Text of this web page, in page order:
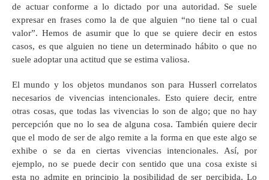
de actuar conforme a lo dictado por una autoridad. Se suele
expresar en frases como la de que alguien “no tiene tal o cual
valor”. Hemos de asumir que lo que se quiere decir en estos
casos, es que alguien no tiene un determinado hábito o que no
suele adoptar una actitud que se estima valiosa.
El mundo y los objetos mundanos son para Husserl correlatos
necesarios de vivencias intencionales. Esto quiere decir, entre
otras cosas, que todas las vivencias lo son de algo; que no hay
percepción que no lo sea de alguna cosa. También quiere decir
que el modo de ser de algo remite a la forma en que este algo se
exhibe o se da en ciertas vivencias intencionales. Así, por
ejemplo, no se puede decir con sentido que una cosa existe si
esta no admite en principio la posibilidad de ser percibida. Lo